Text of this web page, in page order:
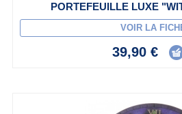
PORTEFEUILLE LUXE
VOIR LA
39,90 €